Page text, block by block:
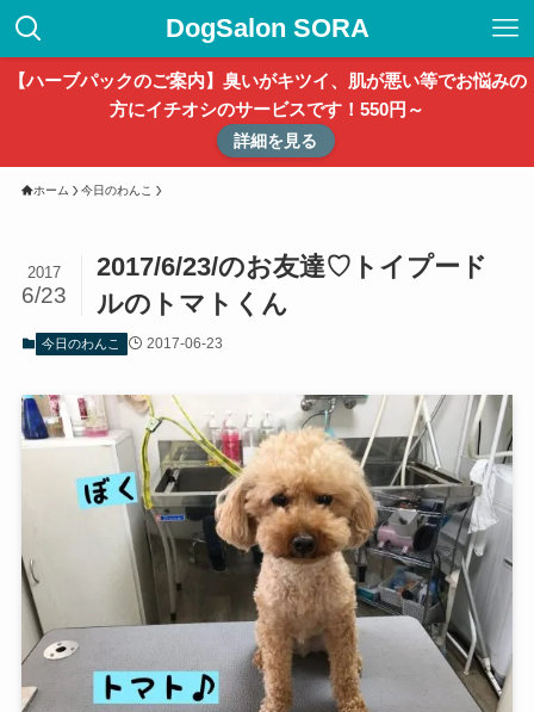
DogSalon SORA
【ハーブパックのご案内】臭いがキツイ、肌が悪い等でお悩みの
方にイチオシのサービスです！550円～
詳細を見る
ホーム 今日のわんこ
2017/6/23/のお友達♡トイプード
ルのトマトくん
2017
6/23
今日のわんこ 2017-06-23